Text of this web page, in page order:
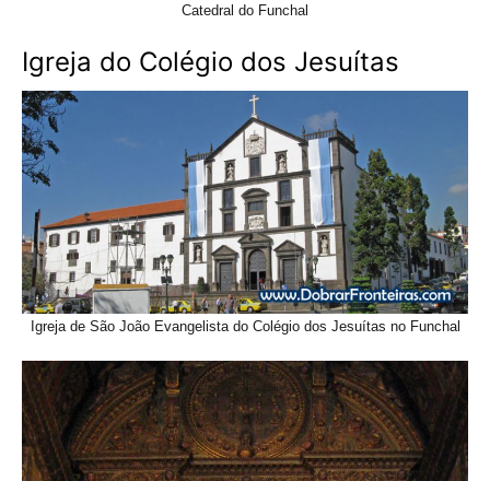
Catedral do Funchal
Igreja do Colégio dos Jesuítas
Igreja de São João Evangelista do Colégio dos Jesuítas no Funchal